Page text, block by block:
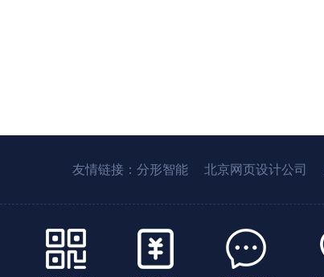
友情链接： 分形智能 北京网页设计公司